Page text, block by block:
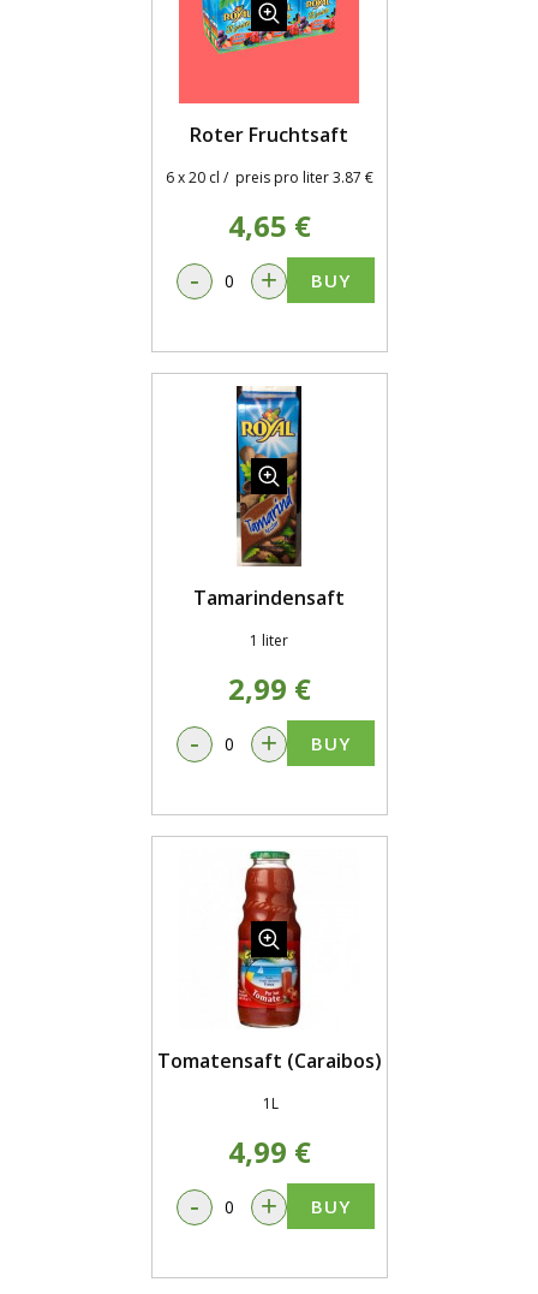
Roter Fruchtsaft
6 x 20 cl / preis pro liter 3.87 €
4,65 €
- + BUY
Tamarindensaft
1 liter
2,99 €
- + BUY
Tomatensaft (Caraibos)
1L
4,99 €
- + BUY